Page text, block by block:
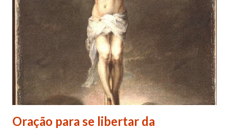
Oração para se libertar da